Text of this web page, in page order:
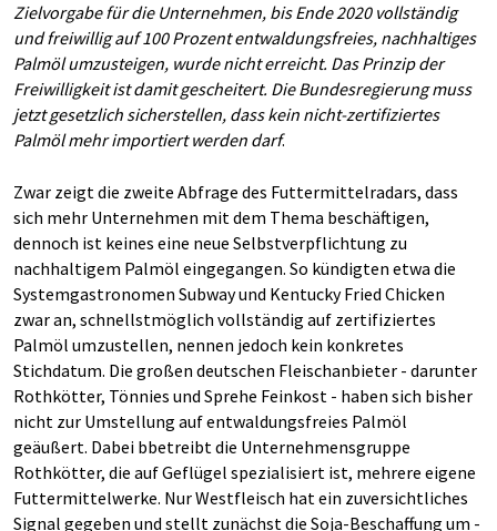
Zielvorgabe für die Unternehmen, bis Ende 2020 vollständig
und freiwillig auf 100 Prozent entwaldungsfreies, nachhaltiges
Palmöl umzusteigen, wurde nicht erreicht. Das Prinzip der
Freiwilligkeit ist damit gescheitert. Die Bundesregierung muss
jetzt gesetzlich sicherstellen, dass kein nicht-zertifiziertes
Palmöl mehr importiert werden darf.
Zwar zeigt die zweite Abfrage des Futtermittelradars, dass
sich mehr Unternehmen mit dem Thema beschäftigen,
dennoch ist keines eine neue Selbstverpflichtung zu
nachhaltigem Palmöl eingegangen. So kündigten etwa die
Systemgastronomen Subway und Kentucky Fried Chicken
zwar an, schnellstmöglich vollständig auf zertifiziertes
Palmöl umzustellen, nennen jedoch kein konkretes
Stichdatum. Die großen deutschen Fleischanbieter - darunter
Rothkötter, Tönnies und Sprehe Feinkost - haben sich bisher
nicht zur Umstellung auf entwaldungsfreies Palmöl
geäußert. Dabei bbetreibt die Unternehmensgruppe
Rothkötter, die auf Geflügel spezialisiert ist, mehrere eigene
Futtermittelwerke. Nur Westfleisch hat ein zuversichtliches
Signal gegeben und stellt zunächst die Soja-Beschaffung um -